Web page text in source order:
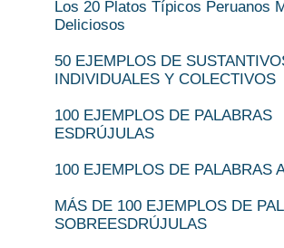
Los 20 Platos Típicos Peruanos
Deliciosos
50 EJEMPLOS DE
INDIVIDUALES Y COLECTIVOS
100 EJEMPLOS DE PALABRAS
ESDRÚJULAS
100 EJEMPLOS DE PALABRAS
MÁS DE 100 EJEMPLOS DE
SOBREESDRÚJULAS